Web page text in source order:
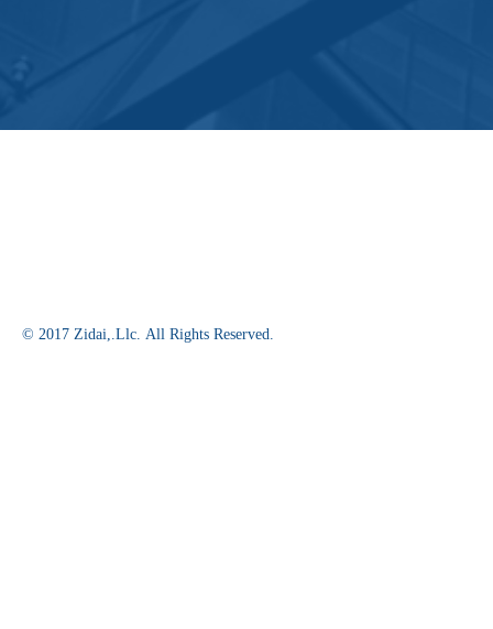
© 2017 Zidai,.Llc. All Rights Reserved.